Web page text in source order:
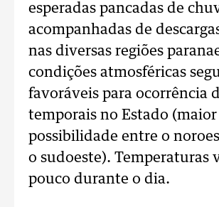
esperadas pancadas de
acompanhadas de
nas diversas regiões
condições atmosféricas
favoráveis para ocorrência
temporais no Estado (maior
possibilidade entre o
o sudoeste). Temperaturas
pouco durante o dia.